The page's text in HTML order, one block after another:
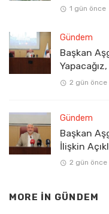
1 gün önce
Gündem
Başkan
2 gün önce
Gündem
Başkan
İlişkin
2 gün önce
MORE IN GÜNDEM